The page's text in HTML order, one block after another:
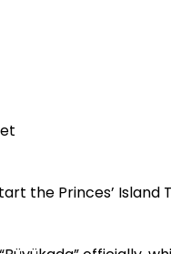
the Princes’ Island